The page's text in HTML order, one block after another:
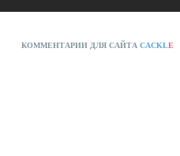
КОММЕНТАРИИ ДЛЯ САЙТА CACKLE